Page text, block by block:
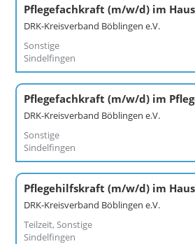
DRK-Kreisverband Böblingen e.V.
Sonstige
Sindelfingen
DRK-Kreisverband Böblingen e.V.
Sonstige
Sindelfingen
DRK-Kreisverband Böblingen e.V.
Teilzeit, Sonstige
Sindelfingen